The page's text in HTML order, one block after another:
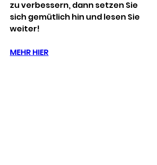
zu verbessern, dann setzen Sie
sich gemütlich hin und lesen Sie
weiter!
MEHR HIER